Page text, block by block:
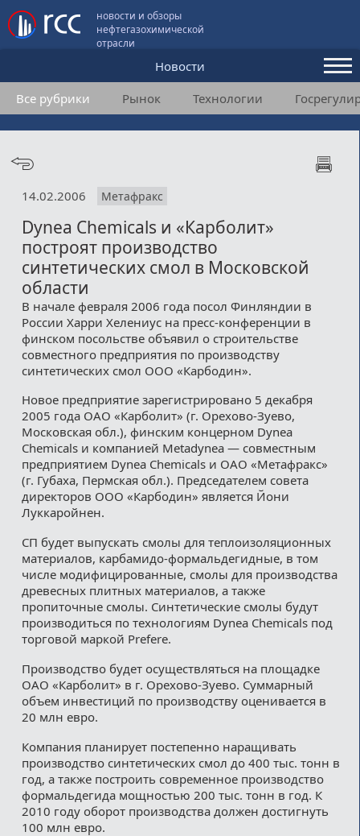
новости и обзоры
нефтегазохимической
отрасли
Новости
Аналитика и мнения
Конференции
Подписка
Пользовательское соглашение
Контакты
Все рубрики Рынок Технологии
14.02.2006 Метафракс
Dynea Chemicals и «Карболит»
построят производство
синтетических смол в Московской
области
В начале февраля 2006 года посол Финляндии в
России Харри Хелениус на пресс-конференции в
финском посольстве объявил о строительстве
совместного предприятия по производству
синтетических смол ООО «Карбодин».
Новое предприятие зарегистрировано 5 декабря
2005 года ОАО «Карболит» (г. Орехово-Зуево,
Московская обл.), финским концерном Dynea
Chemicals и компанией Metadynea — совместным
предприятием Dynea Chemicals и ОАО «Метафракс»
(г. Губаха, Пермская обл.). Председателем совета
директоров ООО «Карбодин» является Йони
Луккаройнен.
СП будет выпускать смолы для теплоизоляционных
материалов, карбамидо-формальдегидные, в том
числе модифицированные, смолы для производства
древесных плитных материалов, а также
пропиточные смолы. Синтетические смолы будут
производиться по технологиям Dynea Сhemicals под
торговой маркой Рrеfеrе.
Производство будет осуществляться на площадке
ОАО «Карболит» в г. Орехово-Зуево. Суммарный
объем инвестиций по производству оценивается в
20 млн евро.
Компания планирует постепенно наращивать
производство синтетических смол до 400 тыс. тонн в
год, а также построить современное производство
формальдегида мощностью 200 тыс. тонн в год. К
2010 году оборот производства должен достигнуть
100 млн евро.